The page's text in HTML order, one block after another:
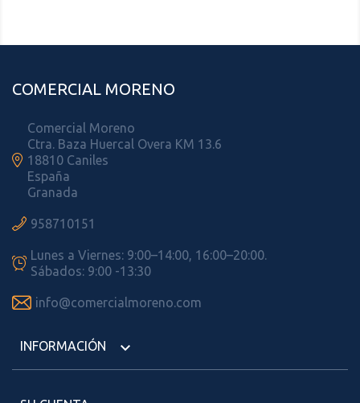
COMERCIAL MORENO

Comercial Moreno
Ctra. Baza Huercal Overa KM 13.6
18810 Caniles
España
Granada
 958710151

Lunes a Viernes: 9:00–14:00, 16:00–20:00.
Sábados: 9:00 -13:30
 info@comercialmoreno.com
INFORMACIÓN 